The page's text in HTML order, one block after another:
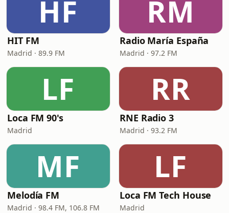
HF
HIT FM
Madrid · 89.9 FM
RM
Radio María España
Madrid · 97.2 FM
LF
Loca FM 90's
Madrid
RR
RNE Radio 3
Madrid · 93.2 FM
MF
Melodía FM
Madrid · 98.4 FM, 106.8 FM
LF
Loca FM Tech House
Madrid